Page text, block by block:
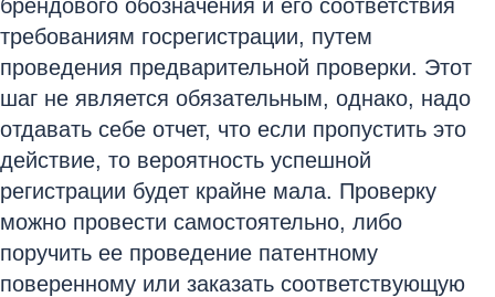
брендового обозначения и его соответствия
требованиям госрегистрации, путем
проведения предварительной проверки. Этот
шаг не является обязательным, однако, надо
отдавать себе отчет, что если пропустить это
действие, то вероятность успешной
регистрации будет крайне мала. Проверку
можно провести самостоятельно, либо
поручить ее проведение патентному
поверенному или заказать соответствующую